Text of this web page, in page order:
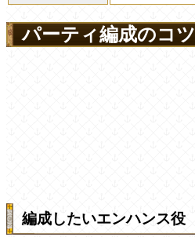
パーティ編成のコツ
編成したいエンハンス役